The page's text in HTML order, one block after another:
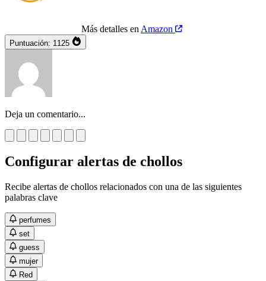
Más detalles en Amazon
Puntuación: 1125
Deja un comentario...
Configurar alertas de chollos
Recibe alertas de chollos relacionados con una de las siguientes
palabras clave
perfumes
set
guess
mujer
Red